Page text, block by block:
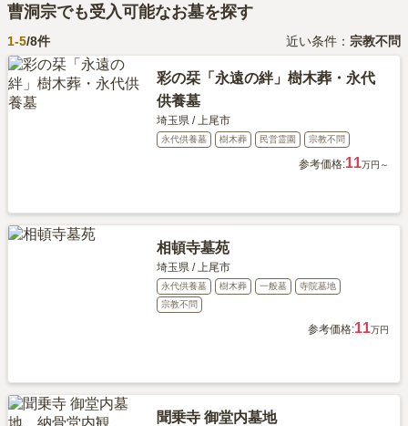
曹洞宗でも受入可能なお墓を探す
1-5/8件 近い条件： 宗教不問
彩の栞「永遠の絆」樹木葬・永代
供養墓
埼玉県/上尾市
永代供養墓 樹木葬 民営霊園 宗教不問
参考価格:11万円～
相頓寺墓苑
埼玉県/上尾市
永代供養墓 樹木葬 一般墓
寺院墓地
宗教不問
参考価格:11万円
聞乗寺 御堂内墓地